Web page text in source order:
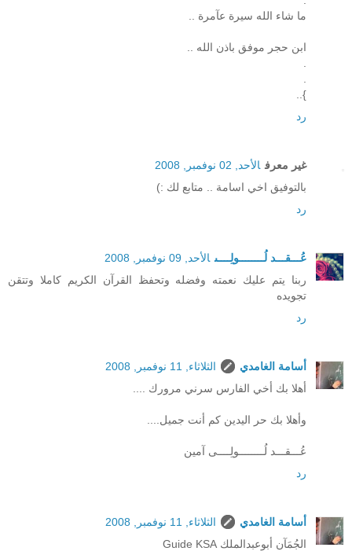
ما شاء الله سيرة عآمرة ..
ابن حجر موفق باذن الله ..
}..
رد
غير معرف الأحد, 02 نوفمبر, 2008
بالتوفيق اخي اسامة .. متابع لك :)
رد
عُـــقـــد لُــــــــولِــــى الأحد, 09 نوفمبر, 2008
ربنا يتم عليك نعمته وفضله وتحفظ القرآن الكريم كاملا وتتقن
تجويده
رد
أسامة الغامدي
الثلاثاء, 11 نوفمبر, 2008
أهلا بك أخي الفارس سرني مرورك ....
وأهلا بك حر اليدين كم أنت جميل....
عُـــقـــد لُــــــــولِــــى آمين
رد
أسامة الغامدي
الثلاثاء, 11 نوفمبر, 2008
الجُمَآن أبوعبدالملك Guide KSA